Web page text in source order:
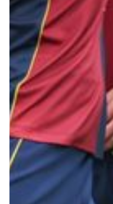
Summer Sale
Mare
Accessori
Party
Outlet
Helan x Genoa
Isolani x Genoa